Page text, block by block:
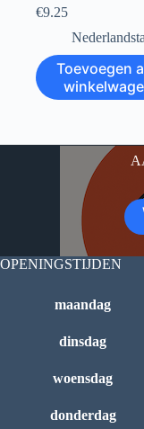
€9.25
Toevoegen
OPENINGSTIJDEN
maandag
dinsdag
woensdag
donderdag